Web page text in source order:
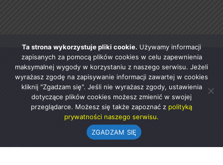
Ta strona wykorzystuje pliki cookie. Używamy informacji
zapisanych za pomocą plików cookies w celu zapewnienia
maksymalnej wygody w korzystaniu z naszego serwisu. Jeżeli
wyrażasz zgodę na zapisywanie informacji zawartej w cookies
kliknij "Zgadzam się". Jeśli nie wyrażasz zgody, ustawienia
dotyczące plików cookies możesz zmienić w swojej
przeglądarce. Możesz się także zapoznać z polityką
prywatności naszego serwisu.
ZGADZAM SIĘ